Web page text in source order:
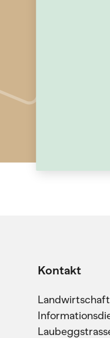
Kontakt